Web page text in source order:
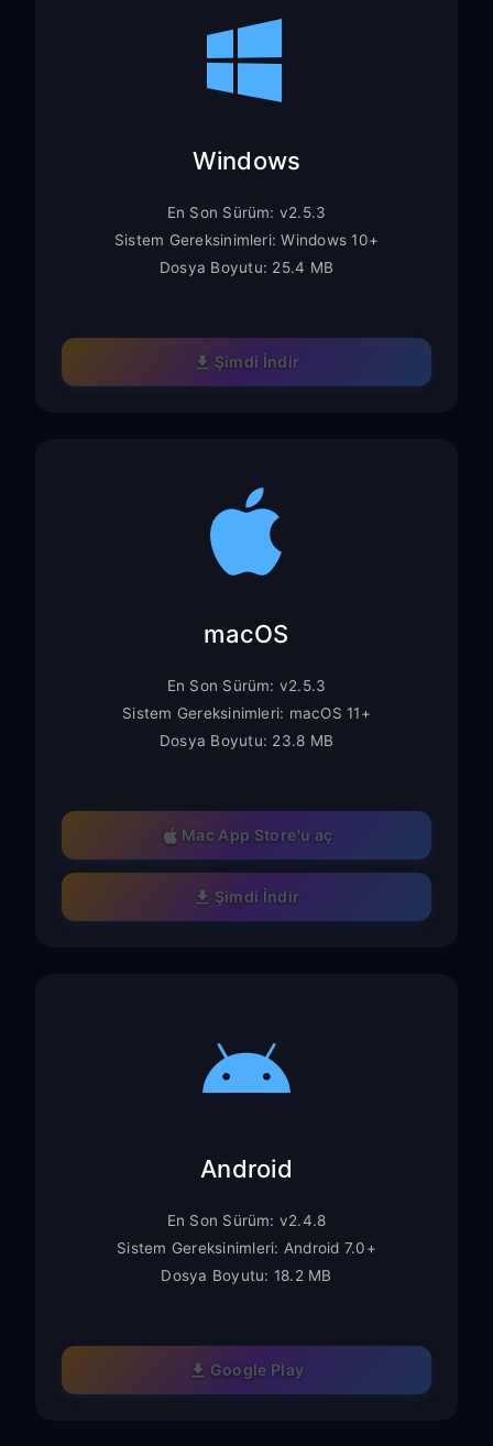
Windows
En Son Sürüm: v2.5.3
Sistem Gereksinimleri: Windows 10+
Dosya Boyutu: 25.4 MB
Şimdi İndir
macOS
En Son Sürüm: v2.5.3
Sistem Gereksinimleri: macOS 11+
Dosya Boyutu: 23.8 MB
Mac App Store'u aç
Şimdi İndir
Android
En Son Sürüm: v2.4.8
Sistem Gereksinimleri: Android 7.0+
Dosya Boyutu: 18.2 MB
Google Play